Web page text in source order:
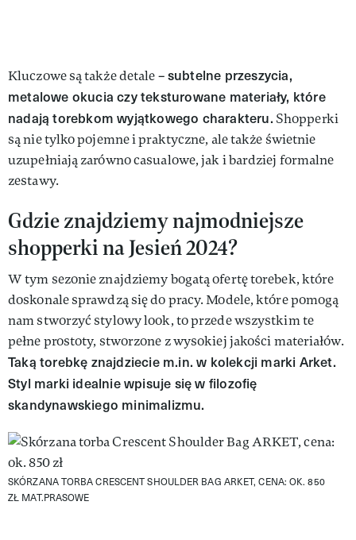
Kluczowe są także detale –subtelne przeszycia,
metalowe okucia czy teksturowane materiały, które
nadają torebkom wyjątkowego charakteru. Shopperki
są nie tylko pojemne i praktyczne, ale także świetnie
uzupełniają zarówno casualowe, jak i bardziej formalne
zestawy.
Gdzie znajdziemy najmodniejsze
shopperki na Jesień 2024?
W tym sezonie znajdziemy bogatą ofertę torebek, które
doskonale sprawdzą się do pracy. Modele, które pomogą
nam stworzyć stylowy look, to przede wszystkim te
pełne prostoty, stworzone z wysokiej jakości materiałów.
Taką torebkę znajdziecie m.in. w kolekcji marki Arket.
Styl marki idealnie wpisuje się w filozofię
skandynawskiego minimalizmu.
SKÓRZANA TORBA CRESCENT SHOULDER BAG ARKET, CENA: OK. 850
ZŁ MAT.PRASOWE